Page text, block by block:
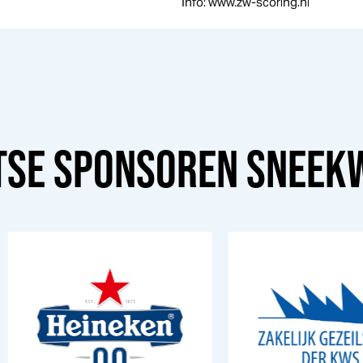
SPONSORENSNEEK